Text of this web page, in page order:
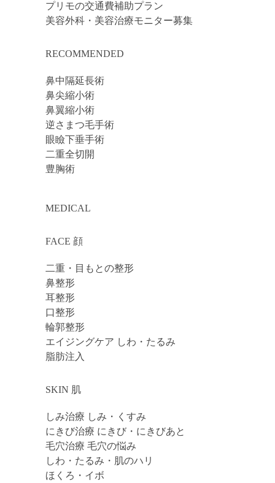
プリモの交通費補助プラン
美容外科・美容治療モニター募集
RECOMMENDED
鼻中隔延長術
鼻尖縮小術
鼻翼縮小術
逆さまつ毛手術
眼瞼下垂手術
二重全切開
豊胸術
MEDICAL
FACE 顔
二重・目もとの整形
鼻整形
耳整形
口整形
輪郭整形
エイジングケア しわ・たるみ
脂肪注入
SKIN 肌
しみ治療 しみ・くすみ
にきび治療 にきび・にきびあと
毛穴治療 毛穴の悩み
しわ・たるみ・肌のハリ
ほくろ・イボ